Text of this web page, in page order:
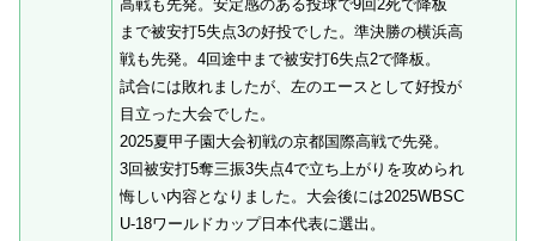
高戦も先発。安定感のある投球で9回2死で降板
まで被安打5失点3の好投でした。準決勝の横浜高
戦も先発。4回途中まで被安打6失点2で降板。
試合には敗れましたが、左のエースとして好投が
目立った大会でした。
2025夏甲子園大会初戦の京都国際高戦で先発。
3回被安打5奪三振3失点4で立ち上がりを攻められ
悔しい内容となりました。大会後には2025WBSC
U-18ワールドカップ日本代表に選出。